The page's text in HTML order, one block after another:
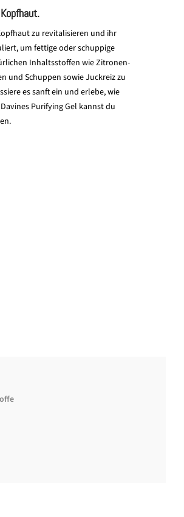
zu revitalisieren und ihr
um fettige oder schuppige
Inhaltsstoffen wie Zitronen-
und Schuppen sowie Juckreiz zu
es sanft ein und erlebe, wie
Purifying Gel kannst du